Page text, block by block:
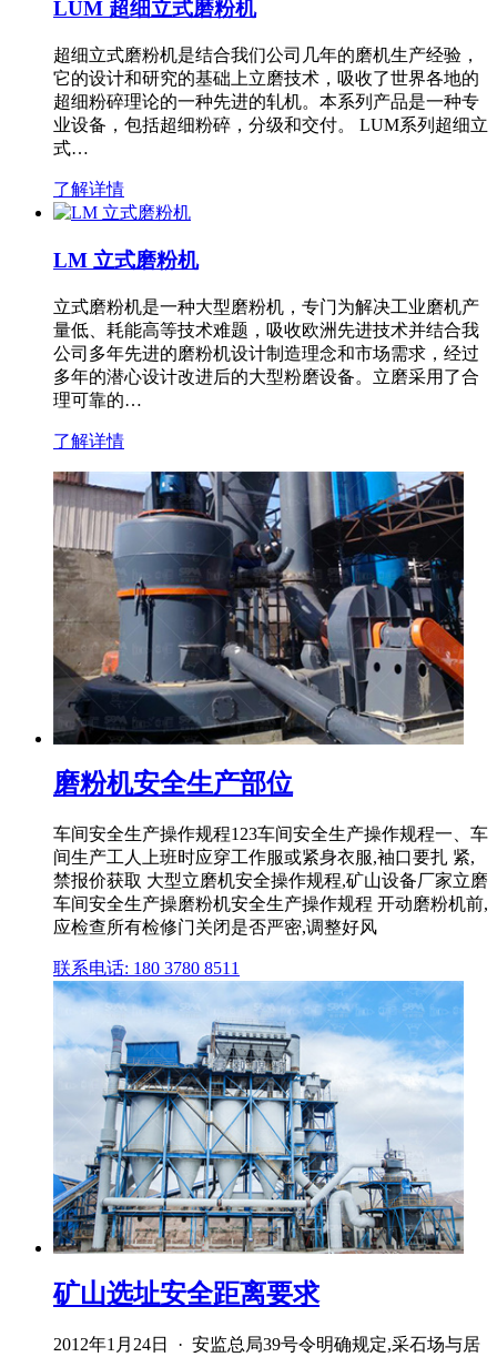
LUM 超细立式磨粉机
超细立式磨粉机是结合我们公司几年的磨机生产经验，
它的设计和研究的基础上立磨技术，吸收了世界各地的
超细粉碎理论的一种先进的轧机。本系列产品是一种专
业设备，包括超细粉碎，分级和交付。 LUM系列超细立
式…
了解详情
LM 立式磨粉机
立式磨粉机是一种大型磨粉机，专门为解决工业磨机产
量低、耗能高等技术难题，吸收欧洲先进技术并结合我
公司多年先进的磨粉机设计制造理念和市场需求，经过
多年的潜心设计改进后的大型粉磨设备。立磨采用了合
理可靠的…
了解详情
磨粉机安全生产部位
车间安全生产操作规程123车间安全生产操作规程一、车
间生产工人上班时应穿工作服或紧身衣服,袖口要扎 紧,
禁报价获取 大型立磨机安全操作规程,矿山设备厂家立磨
车间安全生产操磨粉机安全生产操作规程 开动磨粉机前,
应检查所有检修门关闭是否严密,调整好风
联系电话: 180 3780 8511
矿山选址安全距离要求
2012年1月24日 · 安监总局39号令明确规定,采石场与居